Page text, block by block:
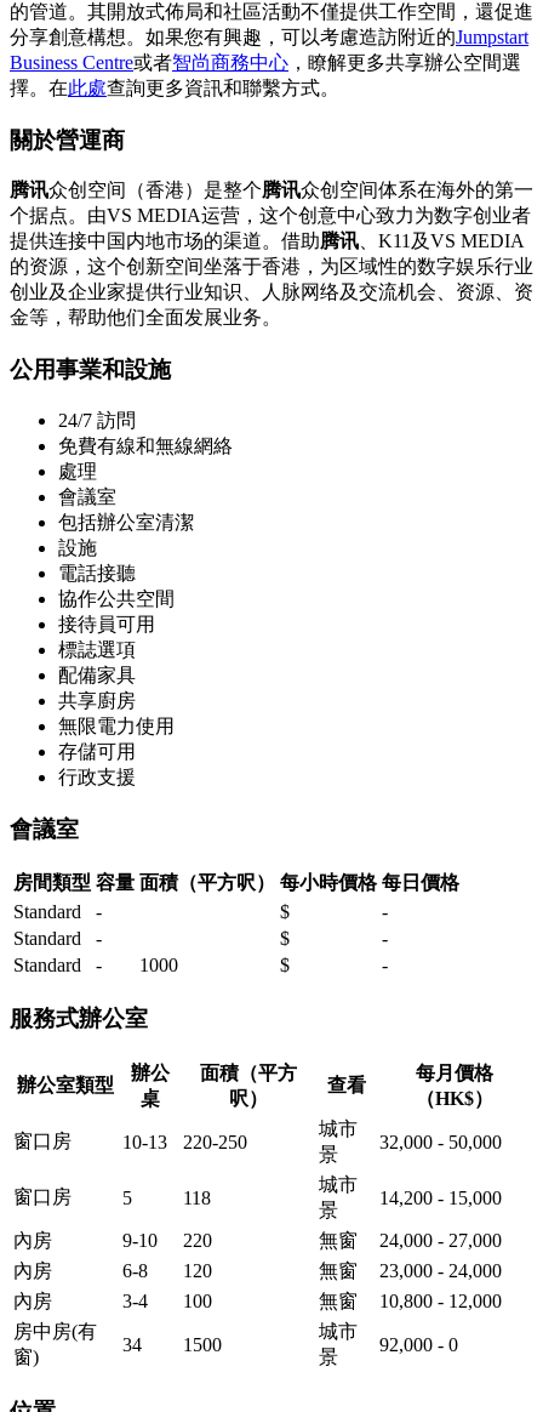
的管道。其開放式佈局和社區活動不僅提供工作空間，還促進
分享創意構想。如果您有興趣，可以考慮造訪附近的Jumpstart
Business Centre或者智尚商務中心 ，瞭解更多共享辦公空間選
擇。在此處查詢更多資訊和聯繫方式。
關於營運商
腾讯众创空间（香港）是整个腾讯众创空间体系在海外的第一
个据点。由VS MEDIA运营，这个创意中心致力为数字创业者
提供连接中国内地市场的渠道。借助腾讯、K11及VS MEDIA
的资源，这个创新空间坐落于香港，为区域性的数字娱乐行业
创业及企业家提供行业知识、人脉网络及交流机会、资源、资
金等，帮助他们全面发展业务。
公用事業和設施
24/7 訪問
免費有線和無線網絡
處理
會議室
包括辦公室清潔
設施
電話接聽
協作公共空間
接待員可用
標誌選項
配備家具
共享廚房
無限電力使用
存儲可用
行政支援
會議室
房間類型 容量 面積（平方呎） 每小時價格 每日價格
Standard
- $
-
Standard
- $
-
Standard
- 1000 $ -
服務式辦公室
辦公室類型
辦公
桌
面積（平方
呎）
查看
每月價格
（HK$）
窗口房 10-13 220-250
城市
景
32,000 - 50,000
窗口房 5 118
城市
景
14,200 - 15,000
內房 9-10 220 無窗
24,000 - 27,000
內房
6-8 120 無窗
23,000 - 24,000
內房
3-4 100 無窗
10,800 - 12,000
房中房(有
窗)
34 1500
城市
景
92,000 - 0